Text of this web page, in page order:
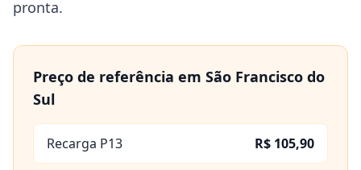
pronta.
Preço de referência em São Francisco do
Sul
Recarga P13 R$ 105,90